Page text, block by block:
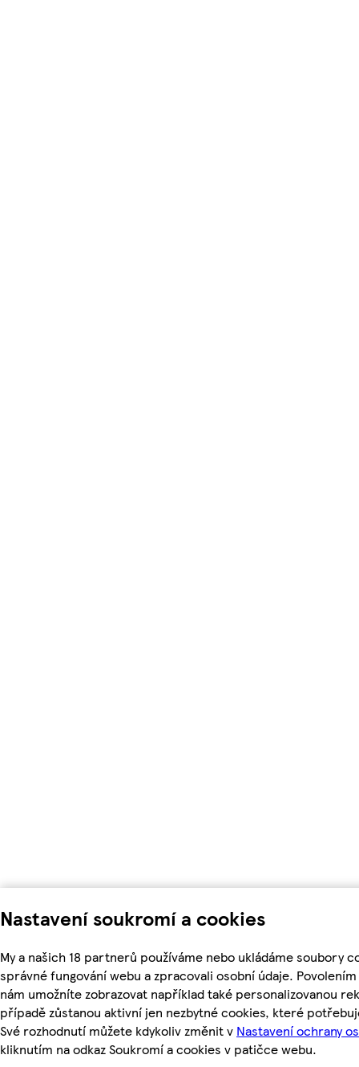
Nastavení soukromí a cookies
My a našich 18 partnerů používáme nebo ukládáme soubory
správné fungování webu a zpracovali osobní údaje.
nám umožníte zobrazovat například také personalizovanou
případě zůstanou aktivní jen nezbytné cookies, které
Své rozhodnutí můžete kdykoliv změnit v Nastavení ochrany
kliknutím na odkaz Soukromí a cookies v patičce webu.